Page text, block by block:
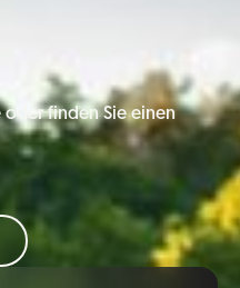
oder finden Sie einen